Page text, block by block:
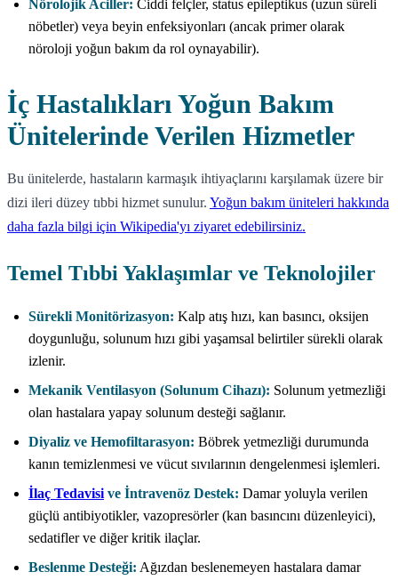
Nörolojik Aciller: Ciddi felçler, status epileptikus (uzun süreli
nöbetler) veya beyin enfeksiyonları (ancak primer olarak
nöroloji yoğun bakım da rol oynayabilir).
İç Hastalıkları Yoğun Bakım
Ünitelerinde Verilen Hizmetler
Bu ünitelerde, hastaların karmaşık ihtiyaçlarını karşılamak üzere bir
dizi ileri düzey tıbbi hizmet sunulur. Yoğun bakım üniteleri hakkında
daha fazla bilgi için Wikipedia'yı ziyaret edebilirsiniz.
Temel Tıbbi Yaklaşımlar ve Teknolojiler
Sürekli Monitörizasyon: Kalp atış hızı, kan basıncı, oksijen
doygunluğu, solunum hızı gibi yaşamsal belirtiler sürekli olarak
izlenir.
Mekanik Ventilasyon (Solunum Cihazı): Solunum yetmezliği
olan hastalara yapay solunum desteği sağlanır.
Diyaliz ve Hemofiltarasyon: Böbrek yetmezliği durumunda
kanın temizlenmesi ve vücut sıvılarının dengelenmesi işlemleri.
İlaç Tedavisi ve İntravenöz Destek: Damar yoluyla verilen
güçlü antibiyotikler, vazopresörler (kan basıncını düzenleyici),
sedatifler ve diğer kritik ilaçlar.
Beslenme Desteği: Ağızdan beslenemeyen hastalara damar